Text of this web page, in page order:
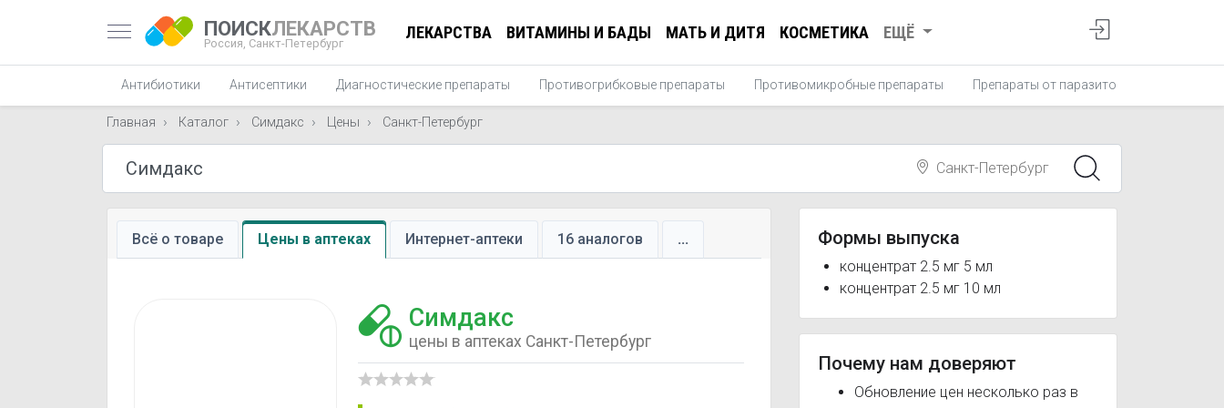
ПОИСКЛЕКАРСТВ
Россия, Санкт-Петербург
ЛЕКАРСТВА ВИТАМИНЫ И БАДЫ МАТЬ И ДИТЯ КОСМЕТИКА ЕЩЁ
Антибиотики Антисептики Диагностические препараты Противогрибковые препараты Противомикробные препараты Препараты от паразитов
Главная Каталог Симдакс Цены Санкт-Петербург
Санкт-Петербург
Всё о товаре Цены в аптеках Интернет-аптеки 16 аналогов ...
Симдакс
цены в аптеках Санкт-Петербург
Формы выпуска
концентрат 2.5 мг 5 мл
концентрат 2.5 мг 10 мл
Почему нам доверяют
Обновление цен несколько раз в